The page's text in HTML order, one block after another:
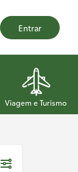
Entrar
Viagem e Turismo